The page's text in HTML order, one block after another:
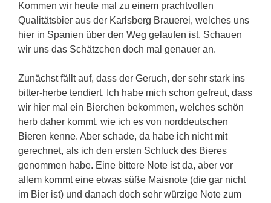
Kommen wir heute mal zu einem prachtvollen
Qualitätsbier aus der Karlsberg Brauerei, welches uns
hier in Spanien über den Weg gelaufen ist. Schauen
wir uns das Schätzchen doch mal genauer an.
Zunächst fällt auf, dass der Geruch, der sehr stark ins
bitter-herbe tendiert. Ich habe mich schon gefreut, dass
wir hier mal ein Bierchen bekommen, welches schön
herb daher kommt, wie ich es von norddeutschen
Bieren kenne. Aber schade, da habe ich nicht mit
gerechnet, als ich den ersten Schluck des Bieres
genommen habe. Eine bittere Note ist da, aber vor
allem kommt eine etwas süße Maisnote (die gar nicht
im Bier ist) und danach doch sehr würzige Note zum